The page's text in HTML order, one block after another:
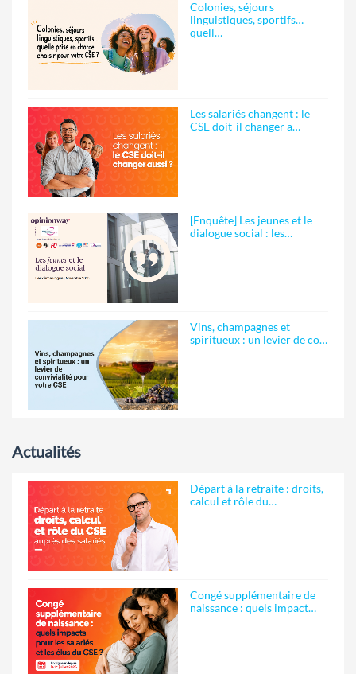
Colonies, séjours
linguistiques, sportifs…
quell…
Les salariés changent : le
CSE doit-il changer a…
[Enquête] Les jeunes et le
dialogue social : les…
Vins, champagnes et
spiritueux : un levier de co…
Actualités
Départ à la retraite : droits,
calcul et rôle du…
Congé supplémentaire de
naissance : quels impact…